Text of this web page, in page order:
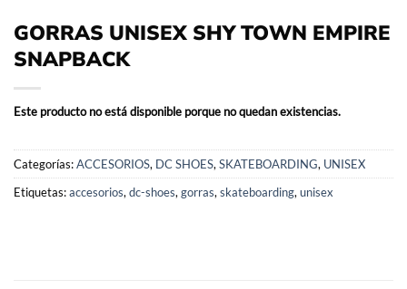
GORRAS UNISEX SHY TOWN EMPIRE
SNAPBACK
Este producto no está disponible porque no quedan existencias.
Categorías:ACCESORIOS, DC SHOES, SKATEBOARDING, UNISEX
Etiquetas:accesorios, dc-shoes, gorras, skateboarding, unisex